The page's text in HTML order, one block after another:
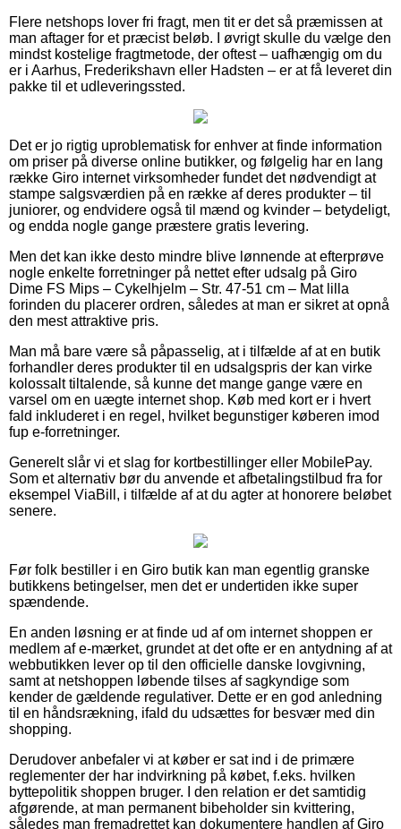
Flere netshops lover fri fragt, men tit er det så præmissen at
man aftager for et præcist beløb. I øvrigt skulle du vælge den
mindst kostelige fragtmetode, der oftest – uafhængig om du
er i Aarhus, Frederikshavn eller Hadsten – er at få leveret din
pakke til et udleveringssted.
Det er jo rigtig uproblematisk for enhver at finde information
om priser på diverse online butikker, og følgelig har en lang
række Giro internet virksomheder fundet det nødvendigt at
stampe salgsværdien på en række af deres produkter – til
juniorer, og endvidere også til mænd og kvinder – betydeligt,
og endda nogle gange præstere gratis levering.
Men det kan ikke desto mindre blive lønnende at efterprøve
nogle enkelte forretninger på nettet efter udsalg på Giro
Dime FS Mips – Cykelhjelm – Str. 47-51 cm – Mat lilla
forinden du placerer ordren, således at man er sikret at opnå
den mest attraktive pris.
Man må bare være så påpasselig, at i tilfælde af at en butik
forhandler deres produkter til en udsalgspris der kan virke
kolossalt tiltalende, så kunne det mange gange være en
varsel om en uægte internet shop. Køb med kort er i hvert
fald inkluderet i en regel, hvilket begunstiger køberen imod
fup e-forretninger.
Generelt slår vi et slag for kortbestillinger eller MobilePay.
Som et alternativ bør du anvende et afbetalingstilbud fra for
eksempel ViaBill, i tilfælde af at du agter at honorere beløbet
senere.
Før folk bestiller i en Giro butik kan man egentlig granske
butikkens betingelser, men det er undertiden ikke super
spændende.
En anden løsning er at finde ud af om internet shoppen er
medlem af e-mærket, grundet at det ofte er en antydning af at
webbutikken lever op til den officielle danske lovgivning,
samt at netshoppen løbende tilses af sagkyndige som
kender de gældende regulativer. Dette er en god anledning
til en håndsrækning, ifald du udsættes for besvær med din
shopping.
Derudover anbefaler vi at køber er sat ind i de primære
reglementer der har indvirkning på købet, f.eks. hvilken
byttepolitik shoppen bruger. I den relation er det samtidig
afgørende, at man permanent bibeholder sin kvittering,
således man fremadrettet kan dokumentere handlen af Giro